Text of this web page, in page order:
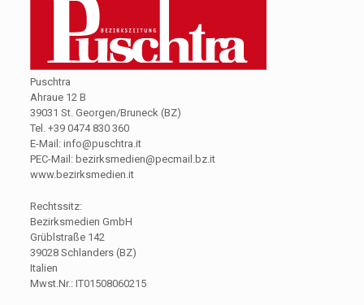
Puschtra
Ahraue 12 B
39031 St. Georgen/Bruneck (BZ)
Tel. +39 0474 830 360
E-Mail: info@puschtra.it
PEC-Mail: bezirksmedien@pecmail.bz.it
www.bezirksmedien.it
Rechtssitz:
Bezirksmedien GmbH
Grüblstraße 142
39028 Schlanders (BZ)
Italien
Mwst.Nr.: IT01508060215